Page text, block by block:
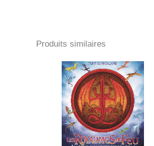
Produits similaires